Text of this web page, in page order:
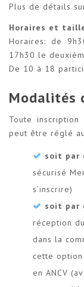
Plus de détails
Horaires et
Horaires: de
17h30 le
De 10 à 18
Modalités
Toute
peut être réglé
soit par
sécurisé
s’inscrire)
soit par
réception
dans la
cette
en ANCV